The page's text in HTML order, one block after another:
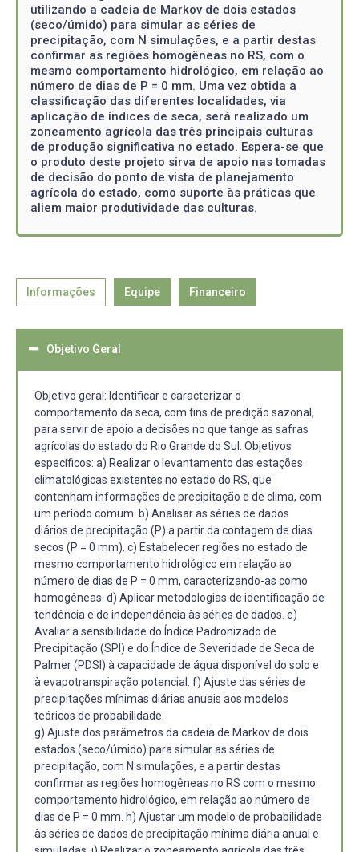
utilizando a cadeia de Markov de dois estados
(seco/úmido) para simular as séries de
precipitação, com N simulações, e a partir destas
confirmar as regiões homogêneas no RS, com o
mesmo comportamento hidrológico, em relação ao
número de dias de P = 0 mm. Uma vez obtida a
classificação das diferentes localidades, via
aplicação de índices de seca, será realizado um
zoneamento agrícola das três principais culturas
de produção significativa no estado. Espera-se que
o produto deste projeto sirva de apoio nas tomadas
de decisão do ponto de vista de planejamento
agrícola do estado, como suporte às práticas que
aliem maior produtividade das culturas.
Informações Equipe Financeiro
Objetivo Geral
Objetivo geral: Identificar e caracterizar o
comportamento da seca, com fins de predição sazonal,
para servir de apoio a decisões no que tange as safras
agrícolas do estado do Rio Grande do Sul. Objetivos
específicos: a) Realizar o levantamento das estações
climatológicas existentes no estado do RS, que
contenham informações de precipitação e de clima, com
um período comum. b) Analisar as séries de dados
diários de precipitação (P) a partir da contagem de dias
secos (P = 0 mm). c) Estabelecer regiões no estado de
mesmo comportamento hidrológico em relação ao
número de dias de P = 0 mm, caracterizando-as como
homogêneas. d) Aplicar metodologias de identificação de
tendência e de independência às séries de dados. e)
Avaliar a sensibilidade do Índice Padronizado de
Precipitação (SPI) e do Índice de Severidade de Seca de
Palmer (PDSI) à capacidade de água disponível do solo e
à evapotranspiração potencial. f) Ajuste das séries de
precipitações mínimas diárias anuais aos modelos
teóricos de probabilidade.
g) Ajuste dos parâmetros da cadeia de Markov de dois
estados (seco/úmido) para simular as séries de
precipitação, com N simulações, e a partir destas
confirmar as regiões homogêneas no RS com o mesmo
comportamento hidrológico, em relação ao número de
dias de P = 0 mm. h) Ajustar um modelo de probabilidade
às séries de dados de precipitação mínima diária anual e